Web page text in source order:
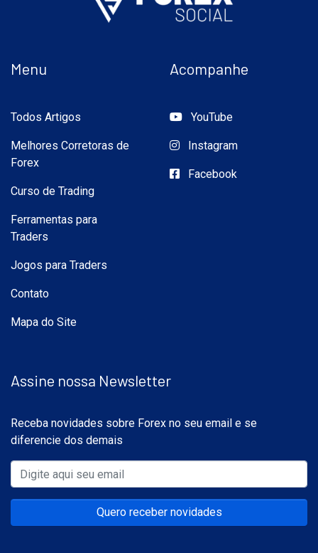
Menu
Todos Artigos
Melhores Corretoras de
Forex
Curso de Trading
Ferramentas para
Traders
Jogos para Traders
Contato
Mapa do Site
Acompanhe
YouTube
Instagram
Facebook
Assine nossa Newsletter
Receba novidades sobre Forex no seu email e se
diferencie dos demais
Quero receber novidades